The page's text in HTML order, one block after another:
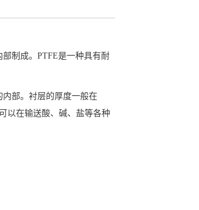
制成。PTFE是一种具有耐
部。衬层的厚度一般在
以在输送酸、碱、盐等各种